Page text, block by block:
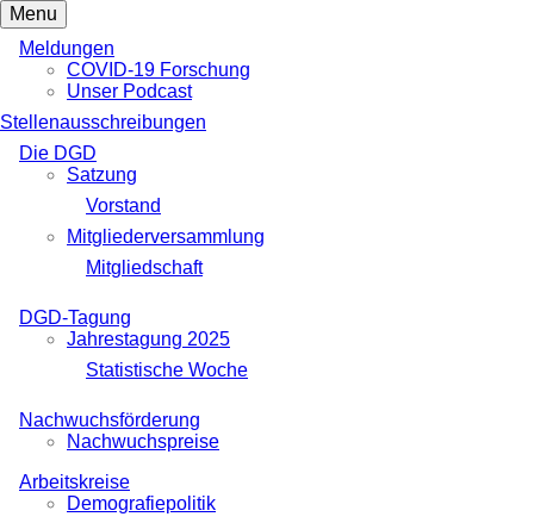
Menu
Meldungen
COVID-19 Forschung
Unser Podcast
Stellenausschreibungen
Die DGD
Satzung
Vorstand
Mitgliederversammlung
Mitgliedschaft
DGD-Tagung
Jahrestagung 2025
Statistische Woche
Nachwuchsförderung
Nachwuchspreise
Arbeitskreise
Demografiepolitik